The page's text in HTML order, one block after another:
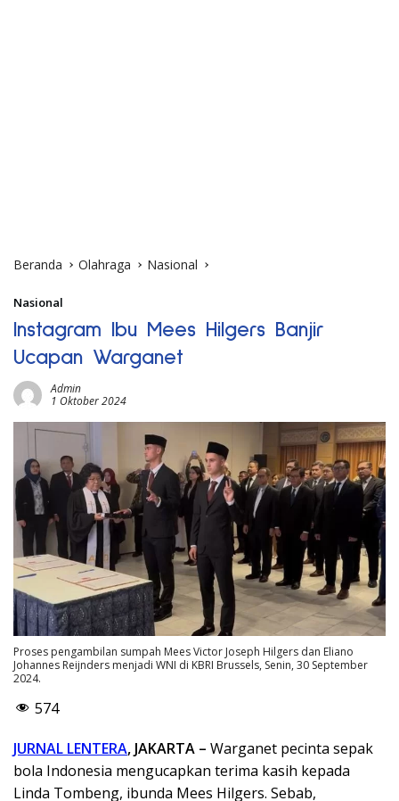
Beranda Olahraga Nasional
Nasional
Instagram Ibu Mees Hilgers Banjir
Ucapan Warganet
Admin
1 Oktober 2024
Proses pengambilan sumpah Mees Victor Joseph Hilgers dan Eliano
Johannes Reijnders menjadi WNI di KBRI Brussels, Senin, 30 September
2024.
574
JURNAL LENTERA, JAKARTA – Warganet pecinta sepak
bola Indonesia mengucapkan terima kasih kepada
Linda Tombeng, ibunda Mees Hilgers. Sebab,